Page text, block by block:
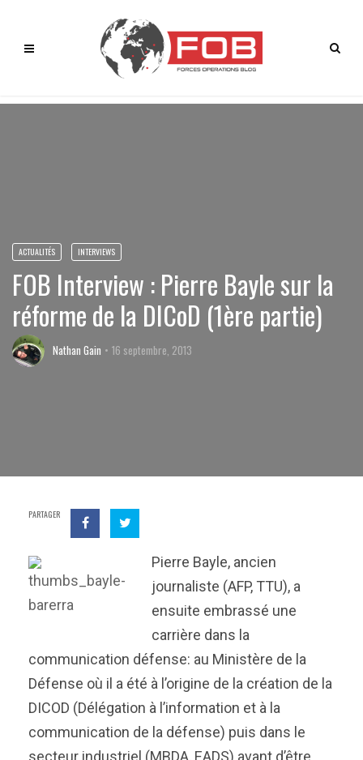
ACTUALITÉS INTERVIEWS
FOB Interview : Pierre Bayle sur la
réforme de la DICoD (1ère partie)
Nathan Gain 16 septembre, 2013
PARTAGER
Pierre Bayle, ancien
journaliste (AFP, TTU), a
ensuite embrassé une
carrière dans la
communication défense: au Ministère de la
Défense où il a été à l’origine de la création de la
DICOD (Délégation à l’information et à la
communication de la défense) puis dans le
secteur industriel (MBDA, EADS) avant d’être